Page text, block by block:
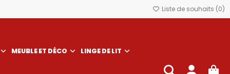
Liste de souhaits (0)
MEUBLE ET DÉCO LINGE DE LIT